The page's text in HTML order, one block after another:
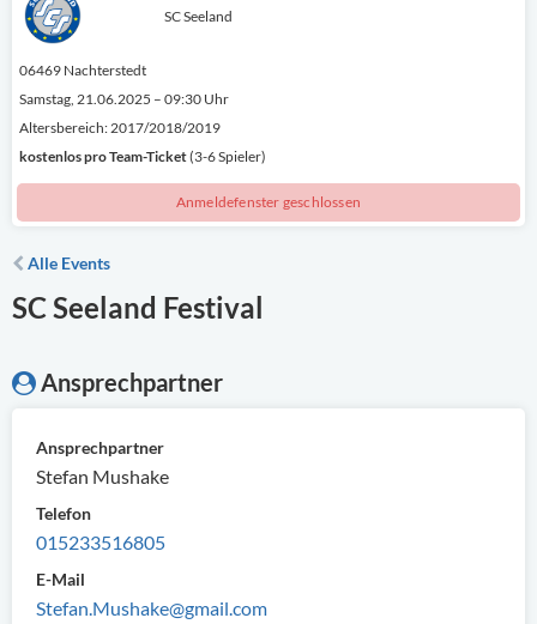
SC Seeland
06469 Nachterstedt
Samstag, 21.06.2025 – 09:30 Uhr
Altersbereich: 2017/2018/2019
kostenlospro Team-Ticket(3-6 Spieler)
Anmeldefenster geschlossen
Alle Events
SC Seeland Festival
Ansprechpartner
Ansprechpartner
Stefan Mushake
Telefon
015233516805
E-Mail
Stefan.Mushake@gmail.com